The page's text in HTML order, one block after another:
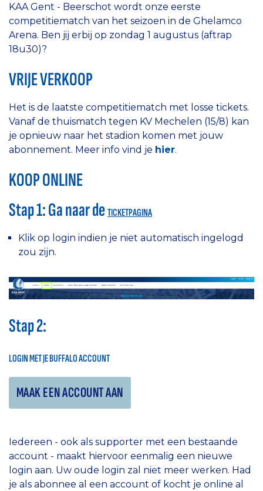
KAA Gent - Beerschot wordt onze eerste
competitiematch van het seizoen in de Ghelamco
Arena. Ben jij erbij op zondag 1 augustus (aftrap
18u30)?
VRIJE VERKOOP
Het is de laatste competitiematch met losse tickets.
Vanaf de thuismatch tegen KV Mechelen (15/8) kan
je opnieuw naar het stadion komen met jouw
abonnement. Meer info vind je hier.
KOOP ONLINE
Stap 1: Ga naar deTICKETPAGINA
Klik op login indien je niet automatisch ingelogd
zou zijn.
Stap 2:
LOGIN MET JE BUFFALO ACCOUNT
Iedereen - ook als supporter met een bestaande
account - maakt hiervoor eenmalig een nieuwe
login aan. Uw oude login zal niet meer werken. Had
je als abonnee al een account of kocht je online al